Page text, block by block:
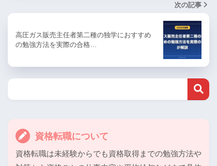
次の記事
高圧ガス販売主任者第二種の独学におすすめ
の勉強方法を実際の合格…
資格転職について
資格転職は未経験からでも資格取得までの勉強方法や